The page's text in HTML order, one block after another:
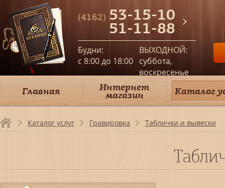
(4162) 53-15-10
51-11-88
Будни:
c 8:00 до 18:00
ВЫХОДНОЙ:
суббота,
воскресенье
Главная Интернет
магазин Каталог
Каталог услуг Гравировка Таблички и вывески